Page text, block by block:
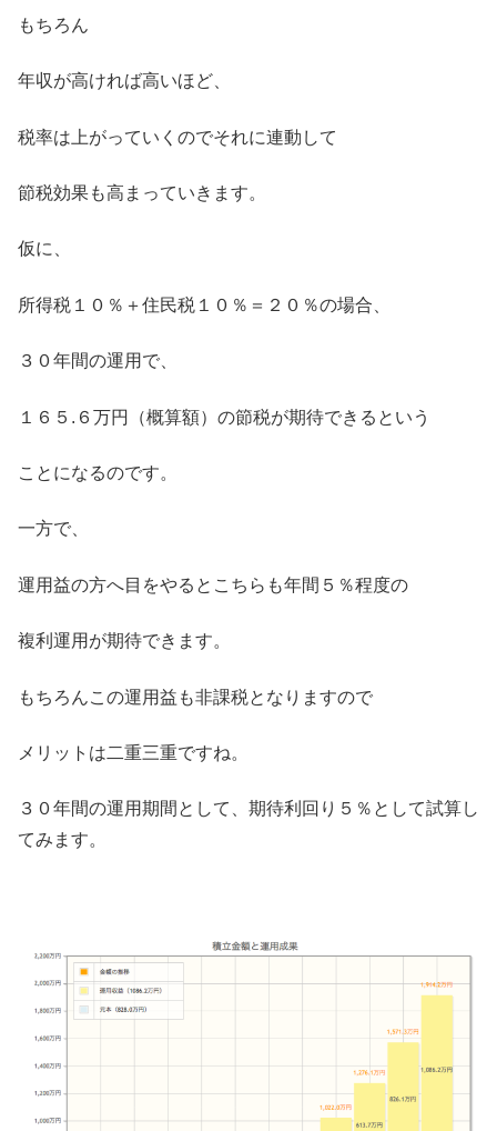
もちろん
年収が高ければ高いほど、
税率は上がっていくのでそれに連動して
節税効果も高まっていきます。
仮に、
所得税１０％＋住民税１０％＝２０％の場合、
３０年間の運用で、
１６５.６万円（概算額）の節税が期待できるという
ことになるのです。
一方で、
運用益の方へ目をやるとこちらも年間５％程度の
複利運用が期待できます。
もちろんこの運用益も非課税となりますので
メリットは二重三重ですね。
３０年間の運用期間として、期待利回り５％として試算し
てみます。